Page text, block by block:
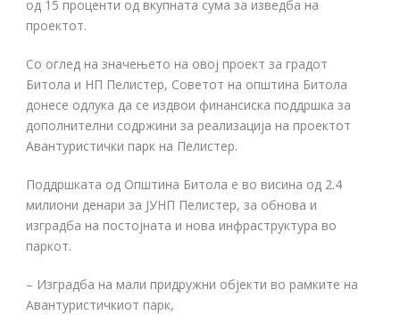
од 15 проценти од вкупната сума за изведба на
проектот.
Со оглед на значењето на овој проект за градот
Битола и НП Пелистер, Советот на општина Битола
донесе одлука да се издвои финансиска поддршка за
дополнителни содржини за реализација на проектот
Авантуристички парк на Пелистер.
Поддршката од Општина Битола е во висина од 2.4
милиони денари за ЈУНП Пелистер, за обнова и
изградба на постојната и нова инфраструктура во
паркот.
– Изградба на мали придружни објекти во рамките на
Авантуристичкиот парк,